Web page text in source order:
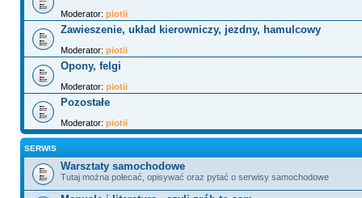
Moderator: piotii
Zawieszenie, układ kierowniczy, jezdny, hamulcowy
Moderator: piotii
Opony, felgi
Moderator: piotii
Pozostałe
Moderator: piotii
SERWIS
Warsztaty samochodowe
Tutaj można polecać, opisywać oraz pytać o serwisy samochodowe